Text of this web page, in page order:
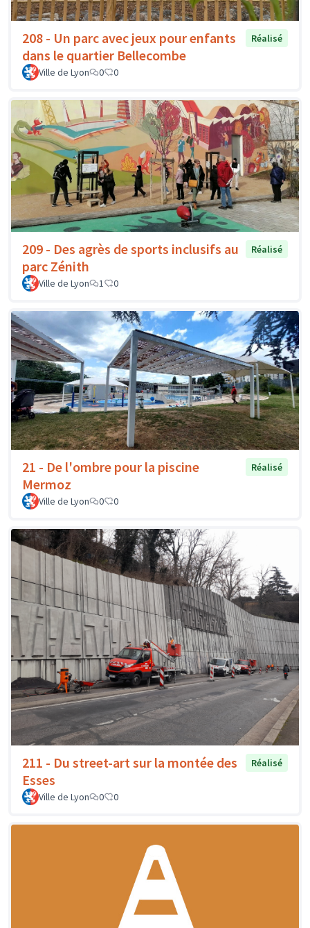
208 - Un parc avec jeux pour enfants
dans le quartier Bellecombe
Réalisé
Ville de Lyon 0 0
209 - Des agrès de sports inclusifs au
parc Zénith
Réalisé
Ville de Lyon 1 0
21 - De l'ombre pour la piscine
Mermoz
Réalisé
Ville de Lyon 0 0
211 - Du street-art sur la montée des
Esses
Réalisé
Ville de Lyon 0 0